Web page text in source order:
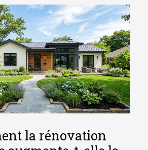
la rénovation